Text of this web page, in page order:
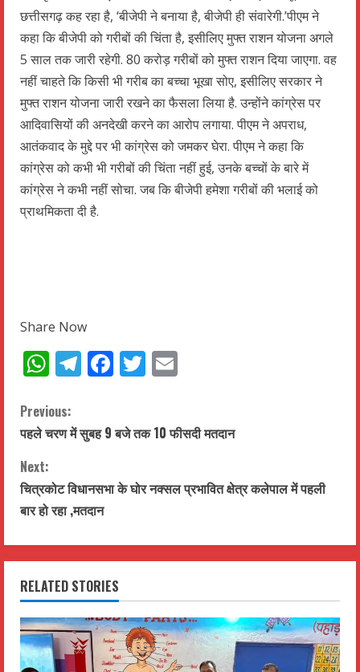
छत्तीसगढ़ कह रहा है, ‘बीजेपी ने बनाया है, बीजेपी ही संवारेगी.’पीएम ने
कहा कि बीजेपी को गरीबों की चिंता है, इसीलिए मुफ्त राशन योजना अगले
5 साल तक जारी रहेगी. 80 करोड़ गरीबों को मुफ्त राशन दिया जाएगा. वह
नहीं चाहते कि किसी भी गरीब का बच्चा भूखा सोए, इसीलिए सरकार ने
मुफ्त राशन योजना जारी रखने का फैसला लिया है. उन्होंने कांग्रेस पर
आदिवासियों की अनदेखी करने का आरोप लगाया. पीएम ने अपराध,
आतंकवाद के मुद्दे पर भी कांग्रेस को जमकर घेरा. पीएम ने कहा कि
कांग्रेस को कभी भी गरीबों की चिंता नहीं हुई, उनके बच्चों के बारे में
कांग्रेस ने कभी नहीं सोचा. जब कि बीजेपी हमेशा गरीबों की भलाई को
प्राथमिकता दी है.
Share Now
WhatsApp
Telegram
Facebook
Twitter
C
o
n
t
i
n
u
e
Previous:
पहले चरण में सुबह 9 बजे तक 10 फीसदी मतदान
Next:
चित्रकोट विधानसभा के घोर नक्सल प्रभावित क्षेत्र कलेपाल में पहली
बार हो रहा ,मतदान
RELATED STORIES